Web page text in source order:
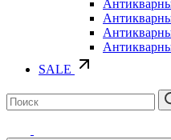
SALE